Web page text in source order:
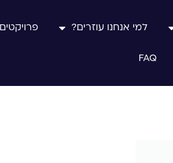
למי אנחנו עוזרים? פרויקטים
FAQ